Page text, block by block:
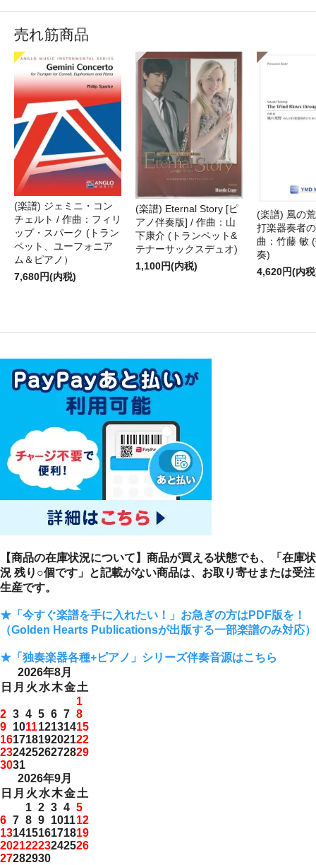
売れ筋商品
(楽譜) ジェミニ・コン
チェルト / 作曲：フィリ
ップ・スパーク (トラン
ペット、ユーフォニア
ム＆ピアノ）
7,680円(内税)
(楽譜) Eternal Story [ピ
アノ伴奏版] / 作曲：山
下康介 (トランペット&
テナーサックスデュオ)
1,100円(内税)
(楽譜) 風の
打楽器奏者
曲：竹藤 敏
奏)
4,620円(内
【商品の在庫状況について】商品が買える状態でも、「在庫状
況 残り○個です」と記載がない商品は、お取り寄せまたは受注
生産です。
★「今すぐ楽譜を手に入れたい！」お急ぎの方はPDF版を！
（Golden Hearts Publicationsが出版する一部楽譜のみ対応）
★「独奏楽器各種+ピアノ」シリーズ伴奏音源はこちら
2026年8月
日 月 火 水木金土
1
2 3 4 5 6 7 8
9 101112131415
16171819202122
23242526272829
3031
2026年9月
日 月 火 水木金土
1 2 3 4 5
6 7 8 9 101112
13141516171819
20212223242526
27282930